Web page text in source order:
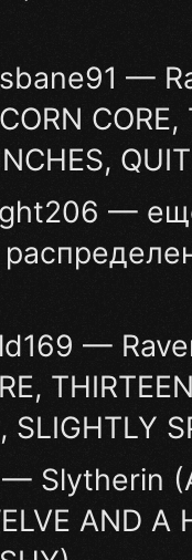
—
—
—
SLIGHTLY
Slytherin
AND A